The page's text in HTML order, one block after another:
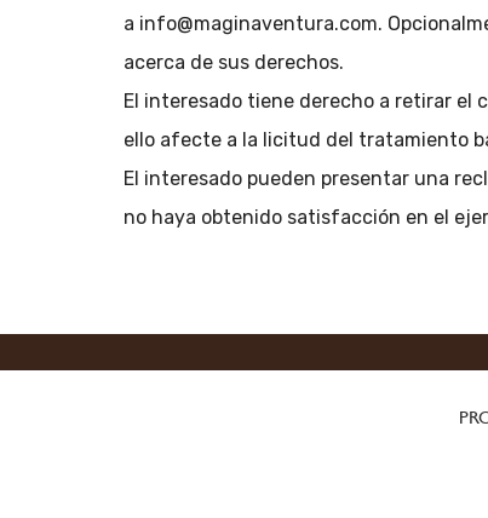
a info@maginaventura.com.
acerca de sus derechos.
El interesado tiene derecho a retirar
ello afecte a la licitud del tratamiento
El interesado pueden presentar una
no haya obtenido satisfacción en el